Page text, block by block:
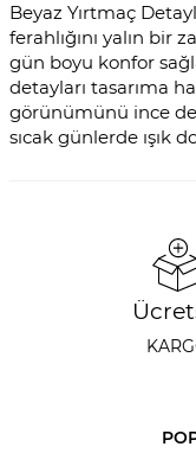
Beyaz Yırtmaç
ferahlığını yalın bir
gün boyu konfor
detayları tasarıma
görünümünü ince
sıcak günlerde ışık